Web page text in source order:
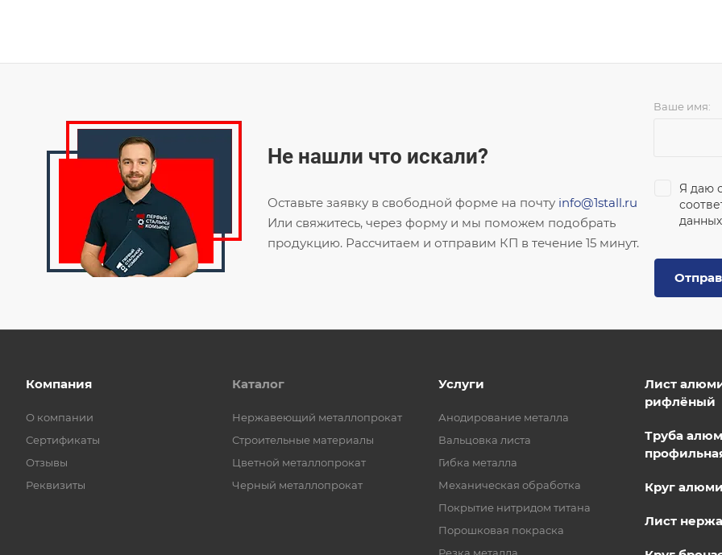
Не нашли что искали?
Оставьте заявку в свободной форме на почту info@1stall.ru
Или свяжитесь, через форму и мы поможем подобрать
продукцию. Рассчитаем и отправим КП в течение 15 минут.
Ваше имя:
Я даю
данных
Компания
О компании
Сертификаты
Отзывы
Реквизиты
Каталог
Нержавеющий металлопрокат
Строительные материалы
Цветной металлопрокат
Черный металлопрокат
Услуги
Анодирование металла
Вальцовка листа
Гибка металла
Механическая обработка
Покрытие нитридом титана
Порошковая покраска
Лист
рифлёный
Труба
Круг
Лист